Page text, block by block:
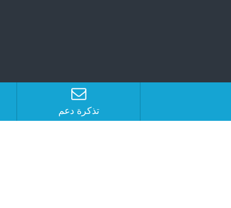
تذكرة دعم